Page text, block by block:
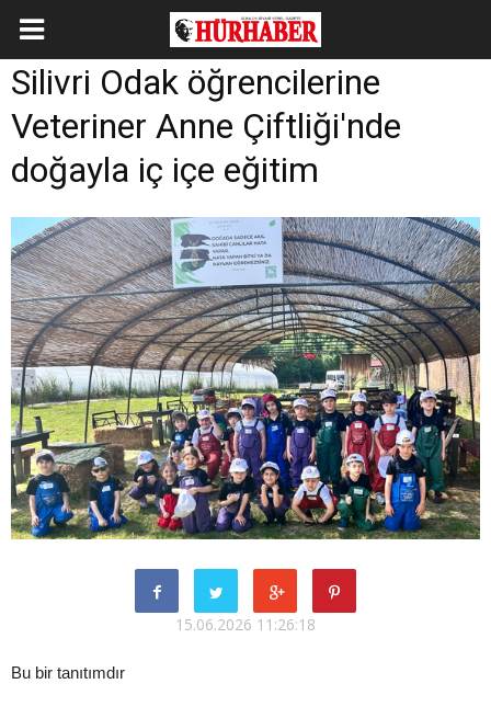
Silivri Odak öğrencilerine
Veteriner Anne Çiftliği'nde
doğayla iç içe eğitim
15.06.2026 11:26:18
Bu bir tanıtımdır